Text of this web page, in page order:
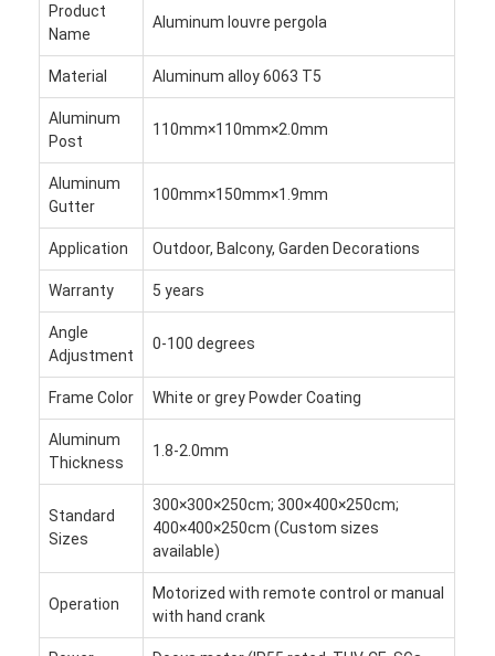
Pergola อลูมิเนียมมอเตอร์
เปอร์โกล่าผ้าถอน
กันสาดพับเก็บได้
เปอร์โกลาเบา
การ์พอร์ตสวน
ปรับปรุงอัลลูมิเนียม Louver Pergola
อุปกรณ์กันสาด
Product
Name
Aluminum louvre pergola
Material Aluminum alloy 6063 T5
Aluminum
Post
110mm×110mm×2.0mm
Aluminum
Gutter
100mm×150mm×1.9mm
Application Outdoor, Balcony, Garden Decorations
Warranty 5 years
Angle
Adjustment
0-100 degrees
Frame Color White or grey Powder Coating
Aluminum
Thickness
1.8-2.0mm
Standard
Sizes
300×300×250cm; 300×400×250cm;
400×400×250cm (Custom sizes
available)
Operation
Motorized with remote control or manual
with hand crank